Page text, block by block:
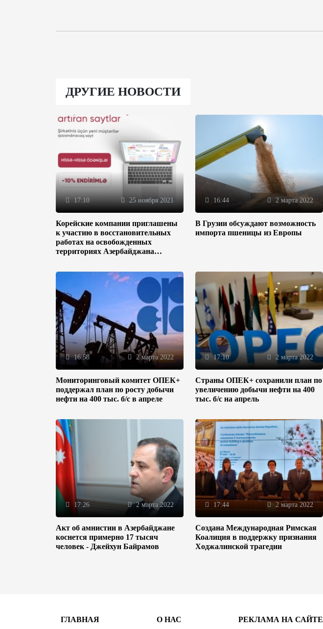
ДРУГИЕ НОВОСТИ
17:10 25 ноября 2021
Корейские компании приглашены
к участию в восстановительных
работах на освобожденных
территориях Азербайджана
16:44 2 марта 2022
В Грузии обсуждают возможность
импорта пшеницы из Европы
16:58 2 марта 2022
Мониторинговый комитет ОПЕК+
поддержал план по росту добычи
нефти на 400 тыс. б/с в апреле
17:10 2 марта 2022
Страны ОПЕК+ сохранили план по
увеличению добычи нефти на 400
тыс. б/с на апрель
17:26 2 марта 2022
Акт об амнистии в Азербайджане
коснется примерно 17 тысяч
человек - Джейхун Байрамов
17:44 2 марта 2022
Создана Международная Римская
Коалиция в поддержку признания
Ходжалинской трагедии
ГЛАВНАЯ О НАС РЕКЛАМА НА САЙТЕ